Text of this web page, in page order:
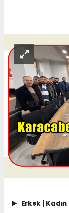
Erkek | Kadın